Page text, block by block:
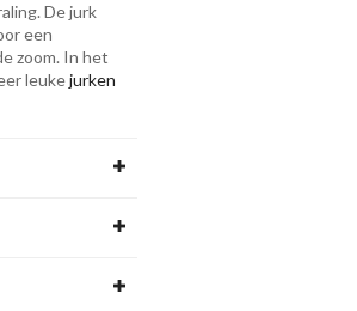
De jurk
een
zoom. In het
leukejurken